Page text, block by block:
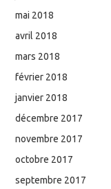
mai 2018
avril 2018
mars 2018
février 2018
janvier 2018
décembre 2017
novembre 2017
octobre 2017
septembre 2017